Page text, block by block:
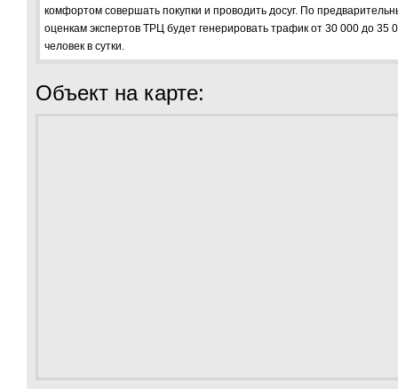
комфортом совершать покупки и проводить досуг. По
оценкам экспертов ТРЦ будет генерировать трафик от 30 000 до 35
человек в сутки.
Объект на карте: